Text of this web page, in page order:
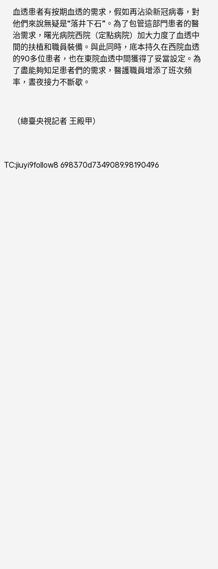
血透患者有按期血透的需求，假如再沾染新冠病毒，對
他們來說無疑是“落井下石”。為了包管這部門患者的醫
治需求，曙光病院西院（定點病院）加大力度了血透中
間的扶植和職員裝備。與此同時，底本持久在西院血透
的90多位患者，也在東院血透中間獲得了妥當設定。為
了盡能夠知足患者們的需求，醫護職員增添了班次頻
率，晝夜接力不斷歇。
（總臺央視記者 王殿甲）
TC:jiuyi9follow8 698370d7349089.98190496